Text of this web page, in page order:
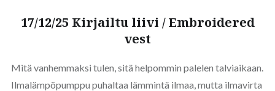
17/12/25 Kirjailtu liivi / Embroidered
vest
Mitä vanhemmaksi tulen, sitä helpommin palelen talviaikaan.
Ilmalämpöpumppu puhaltaa lämmintä ilmaa, mutta ilmavirta